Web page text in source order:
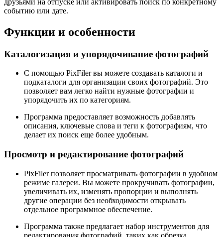
событию или дате.
Функции и особенности
Каталогизация и упорядочивание фотографий
С помощью PixFiler вы можете создавать каталоги и
подкаталоги для организации своих фотографий. Это
позволяет вам легко найти нужные фотографии и
упорядочить их по категориям.
Программа предоставляет возможность добавлять
описания, ключевые слова и теги к фотографиям, что
делает их поиск еще более удобным.
Просмотр и редактирование фотографий
PixFiler позволяет просматривать фотографии в удобном
режиме галереи. Вы можете прокручивать фотографии,
увеличивать их, изменять пропорции и выполнять
другие операции без необходимости открывать
отдельное программное обеспечение.
Программа также предлагает набор инструментов для
редактирования фотографий, таких как обрезка,